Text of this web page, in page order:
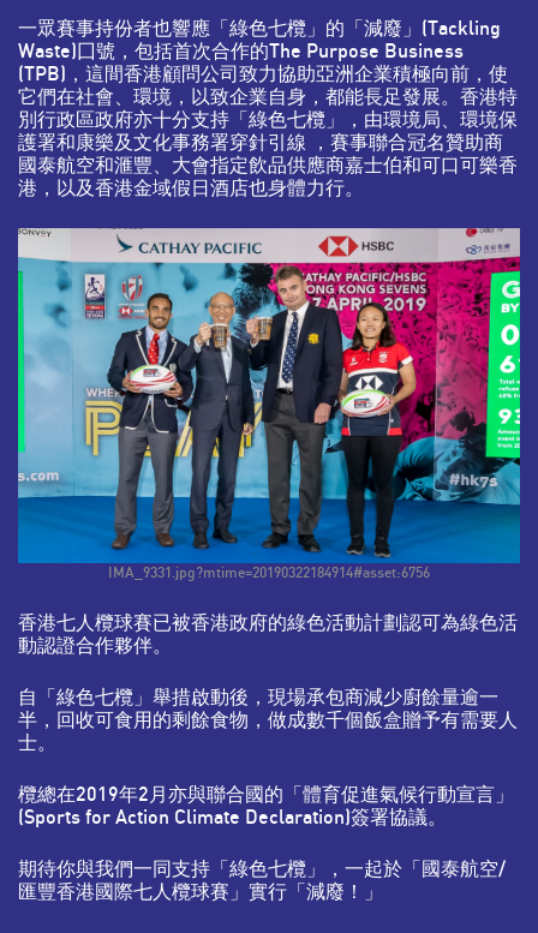
一眾賽事持份者也響應「綠色七欖」的「減廢」(Tackling
Waste)囗號，包括首次合作的The Purpose Business
(TPB)，這間香港顧問公司致力協助亞洲企業積極向前，使
它們在社會、環境，以致企業自身，都能長足發展。香港特
別行政區政府亦十分支持「綠色七欖」，由環境局、環境保
護署和康樂及文化事務署穿針引線 ，賽事聯合冠名贊助商
國泰航空和滙豐、大會指定飲品供應商嘉士伯和可口可樂香
港，以及香港金域假日酒店也身體力行。
IMA_9331.jpg?mtime=20190322184914#asset:6756
香港七人欖球賽已被香港政府的綠色活動計劃認可為綠色活
動認證合作夥伴。
自「綠色七欖」舉措啟動後，現場承包商減少廚餘量逾一
半，回收可食用的剩餘食物，做成數千個飯盒贈予有需要人
士。
欖總在2019年2月亦與聯合國的「體育促進氣候行動宣言」
(Sports for Action Climate Declaration)簽署協議。
期待你與我們一同支持「綠色七欖」，一起於「國泰航空/
匯豐香港國際七人欖球賽」實行「減廢！」